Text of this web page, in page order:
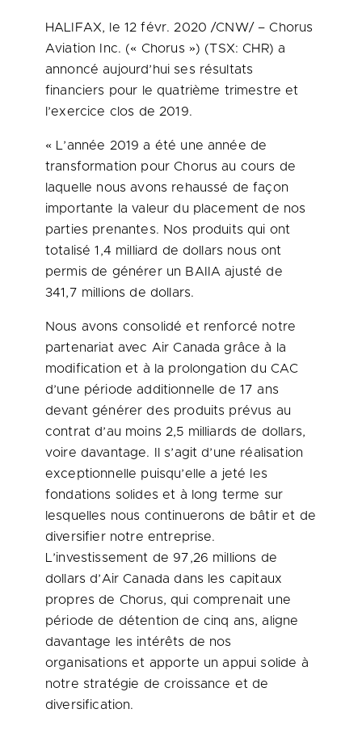
HALIFAX, le 12 févr. 2020 /CNW/ – Chorus
Aviation Inc. (« Chorus ») (TSX: CHR) a
annoncé aujourd’hui ses résultats
financiers pour le quatrième trimestre et
l’exercice clos de 2019.
« L’année 2019 a été une année de
transformation pour Chorus au cours de
laquelle nous avons rehaussé de façon
importante la valeur du placement de nos
parties prenantes. Nos produits qui ont
totalisé 1,4 milliard de dollars nous ont
permis de générer un BAIIA ajusté de
341,7 millions de dollars.
Nous avons consolidé et renforcé notre
partenariat avec Air Canada grâce à la
modification et à la prolongation du CAC
d’une période additionnelle de 17 ans
devant générer des produits prévus au
contrat d’au moins 2,5 milliards de dollars,
voire davantage. Il s’agit d’une réalisation
exceptionnelle puisqu’elle a jeté les
fondations solides et à long terme sur
lesquelles nous continuerons de bâtir et de
diversifier notre entreprise.
L’investissement de 97,26 millions de
dollars d’Air Canada dans les capitaux
propres de Chorus, qui comprenait une
période de détention de cinq ans, aligne
davantage les intérêts de nos
organisations et apporte un appui solide à
notre stratégie de croissance et de
diversification.